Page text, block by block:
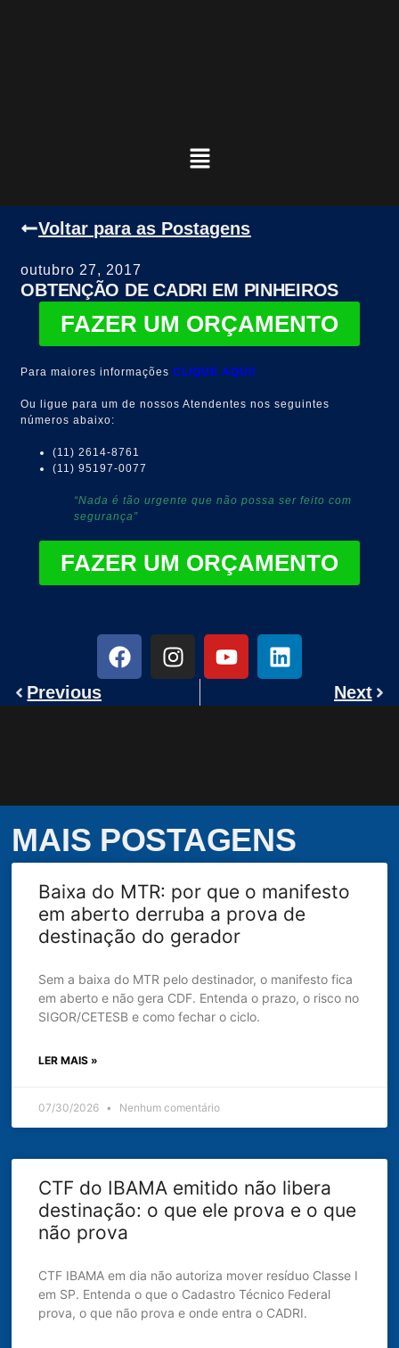
Voltar para as Postagens
outubro 27, 2017
OBTENÇÃO DE CADRI EM PINHEIROS
FAZER UM ORÇAMENTO
Para maiores informaçõesCLIQUE AQUI!
Ou ligue para um de nossos Atendentes nos seguintes
números abaixo:
(11) 2614-8761
(11) 95197-0077
“Nada é tão urgente que não possa ser feito com
segurança”
FAZER UM ORÇAMENTO
Previous Next
MAIS POSTAGENS
Baixa do MTR: por que o manifesto
em aberto derruba a prova de
destinação do gerador
Sem a baixa do MTR pelo destinador, o manifesto fica
em aberto e não gera CDF. Entenda o prazo, o risco no
SIGOR/CETESB e como fechar o ciclo.
LER MAIS »
07/30/2026 Nenhum comentário
CTF do IBAMA emitido não libera
destinação: o que ele prova e o que
não prova
CTF IBAMA em dia não autoriza mover resíduo Classe I
em SP. Entenda o que o Cadastro Técnico Federal
prova, o que não prova e onde entra o CADRI.